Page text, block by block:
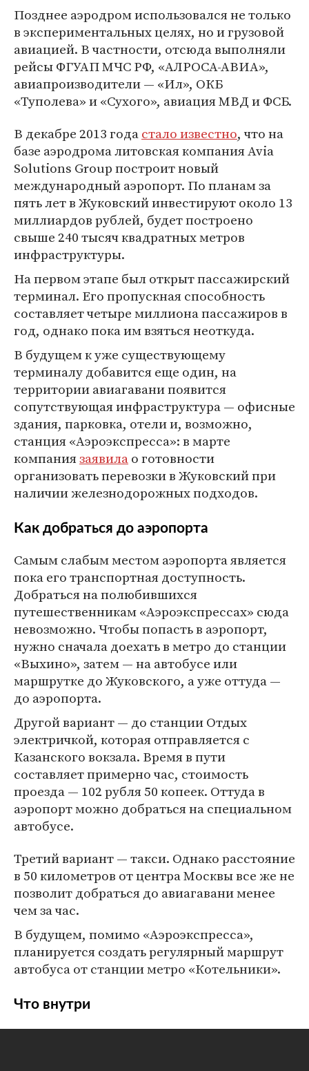
Позднее аэродром использовался не только
в экспериментальных целях, но и грузовой
авиацией. В частности, отсюда выполняли
рейсы ФГУАП МЧС РФ, «АЛРОСА-АВИА»,
авиапроизводители — «Ил», ОКБ
«Туполева» и «Сухого», авиация МВД и ФСБ.
В декабре 2013 годастало известно, что на
базе аэродрома литовская компания Avia
Solutions Group построит новый
международный аэропорт. По планам за
пять лет в Жуковский инвестируют около 13
миллиардов рублей, будет построено
свыше 240 тысяч квадратных метров
инфраструктуры.
На первом этапе был открыт пассажирский
терминал. Его пропускная способность
составляет четыре миллиона пассажиров в
год, однако пока им взяться неоткуда.
В будущем к уже существующему
терминалу добавится еще один, на
территории авиагавани появится
сопутствующая инфраструктура — офисные
здания, парковка, отели и, возможно,
станция «Аэроэкспресса»: в марте
компаниязаявилао готовности
организовать перевозки в Жуковский при
наличии железнодорожных подходов.
Как добраться до аэропорта
Самым слабым местом аэропорта является
пока его транспортная доступность.
Добраться на полюбившихся
путешественникам «Аэроэкспрессах» сюда
невозможно. Чтобы попасть в аэропорт,
нужно сначала доехать в метро до станции
«Выхино», затем — на автобусе или
маршрутке до Жуковского, а уже оттуда —
до аэропорта.
Другой вариант — до станции Отдых
электричкой, которая отправляется с
Казанского вокзала. Время в пути
составляет примерно час, стоимость
проезда — 102 рубля 50 копеек. Оттуда в
аэропорт можно добраться на специальном
автобусе.
Третий вариант — такси. Однако расстояние
в 50 километров от центра Москвы все же не
позволит добраться до авиагавани менее
чем за час.
В будущем, помимо «Аэроэкспресса»,
планируется создать регулярный маршрут
автобуса от станции метро «Котельники».
Что внутри